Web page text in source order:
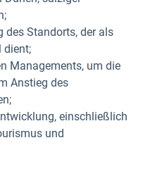
des Standorts, der als
dient;
Managements, um die
Anstieg des
einschließlich
und